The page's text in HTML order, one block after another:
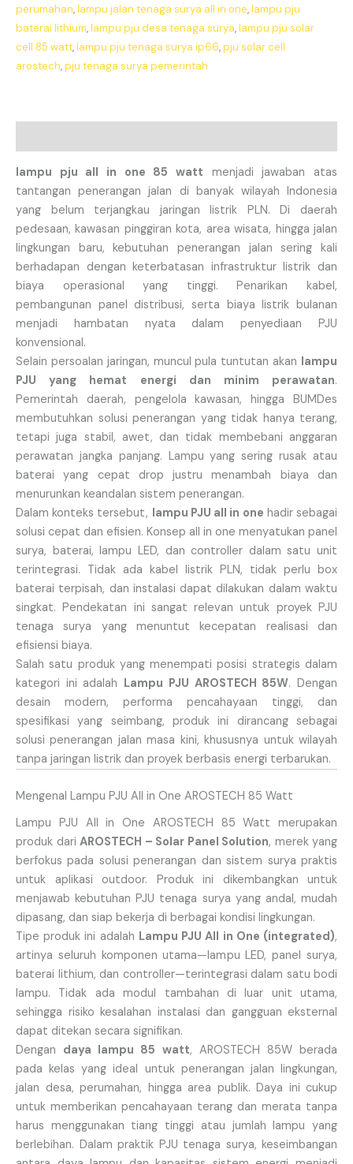
perumahan,lampu jalan tenaga surya all in one,lampu pju
baterai lithium,lampu pju desa tenaga surya,lampu pju solar
cell 85 watt,lampu pju tenaga surya ip66,pju solar cell
arostech,pju tenaga surya pemerintah
lampu pju all in one 85 watt menjadi jawaban atas
tantangan penerangan jalan di banyak wilayah Indonesia
yang belum terjangkau jaringan listrik PLN. Di daerah
pedesaan, kawasan pinggiran kota, area wisata, hingga jalan
lingkungan baru, kebutuhan penerangan jalan sering kali
berhadapan dengan keterbatasan infrastruktur listrik dan
biaya operasional yang tinggi. Penarikan kabel,
pembangunan panel distribusi, serta biaya listrik bulanan
menjadi hambatan nyata dalam penyediaan PJU
konvensional.
Selain persoalan jaringan, muncul pula tuntutan akan lampu
PJU yang hemat energi dan minim perawatan.
Pemerintah daerah, pengelola kawasan, hingga BUMDes
membutuhkan solusi penerangan yang tidak hanya terang,
tetapi juga stabil, awet, dan tidak membebani anggaran
perawatan jangka panjang. Lampu yang sering rusak atau
baterai yang cepat drop justru menambah biaya dan
menurunkan keandalan sistem penerangan.
Dalam konteks tersebut, lampu PJU all in one hadir sebagai
solusi cepat dan efisien. Konsep all in one menyatukan panel
surya, baterai, lampu LED, dan controller dalam satu unit
terintegrasi. Tidak ada kabel listrik PLN, tidak perlu box
baterai terpisah, dan instalasi dapat dilakukan dalam waktu
singkat. Pendekatan ini sangat relevan untuk proyek PJU
tenaga surya yang menuntut kecepatan realisasi dan
efisiensi biaya.
Salah satu produk yang menempati posisi strategis dalam
kategori ini adalah Lampu PJU AROSTECH 85W. Dengan
desain modern, performa pencahayaan tinggi, dan
spesifikasi yang seimbang, produk ini dirancang sebagai
solusi penerangan jalan masa kini, khususnya untuk wilayah
tanpa jaringan listrik dan proyek berbasis energi terbarukan.
Mengenal Lampu PJU All in One AROSTECH 85 Watt
Lampu PJU All in One AROSTECH 85 Watt merupakan
produk dari AROSTECH – Solar Panel Solution, merek yang
berfokus pada solusi penerangan dan sistem surya praktis
untuk aplikasi outdoor. Produk ini dikembangkan untuk
menjawab kebutuhan PJU tenaga surya yang andal, mudah
dipasang, dan siap bekerja di berbagai kondisi lingkungan.
Tipe produk ini adalah Lampu PJU All in One (integrated),
artinya seluruh komponen utama—lampu LED, panel surya,
baterai lithium, dan controller—terintegrasi dalam satu bodi
lampu. Tidak ada modul tambahan di luar unit utama,
sehingga risiko kesalahan instalasi dan gangguan eksternal
dapat ditekan secara signifikan.
Dengan daya lampu 85 watt, AROSTECH 85W berada
pada kelas yang ideal untuk penerangan jalan lingkungan,
jalan desa, perumahan, hingga area publik. Daya ini cukup
untuk memberikan pencahayaan terang dan merata tanpa
harus menggunakan tiang tinggi atau jumlah lampu yang
berlebihan. Dalam praktik PJU tenaga surya, keseimbangan